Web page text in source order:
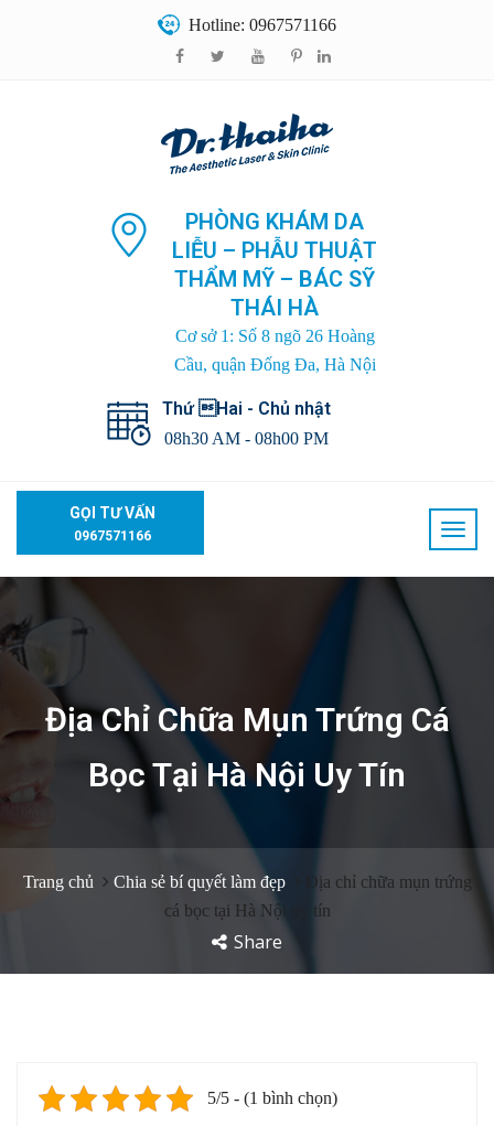
Hotline: 0967571166
PHÒNG KHÁM DA
LIỄU – PHẪU THUẬT
THẨM MỸ – BÁC SỸ
THÁI HÀ
Cơ sở 1: Số 8 ngõ 26 Hoàng
Cầu, quận Đống Đa, Hà Nội
Thứ Hai - Chủ nhật
08h30 AM - 08h00 PM
GỌI TƯ VẤN
0967571166
Địa Chỉ Chữa Mụn Trứng Cá
Bọc Tại Hà Nội Uy Tín
Trang chủ Chia sẻ bí quyết làm đẹp
Địa chỉ chữa mụn trứng
cá bọc tại Hà Nội uy tín
Share
5/5 - (1 bình chọn)